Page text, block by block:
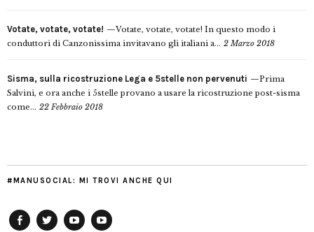
Votate, votate, votate!
Votate, votate, votate! In questo modo i
conduttori di Canzonissima invitavano gli italiani a... 2 Marzo 2018
Sisma, sulla ricostruzione Lega e 5stelle non pervenuti
Prima
Salvini, e ora anche i 5stelle provano a usare la ricostruzione post-sisma
come... 22 Febbraio 2018
#MANUSOCIAL: MI TROVI ANCHE QUI